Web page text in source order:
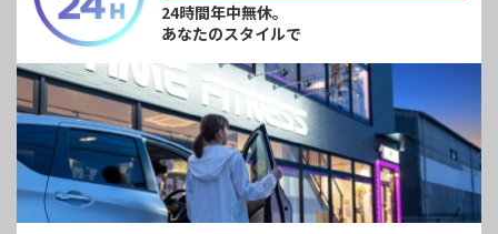
24時間年中無休。
あなたのスタイルで